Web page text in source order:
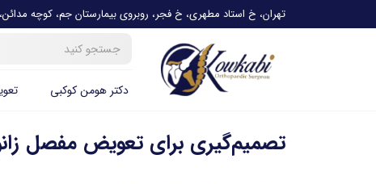
تهران، خ استاد مطهری، خ فجر، روبروی بیمارستان جم، کوچه
دکتر هومن کوکبی
تصمیم‌گیری برای تعویض مفصل